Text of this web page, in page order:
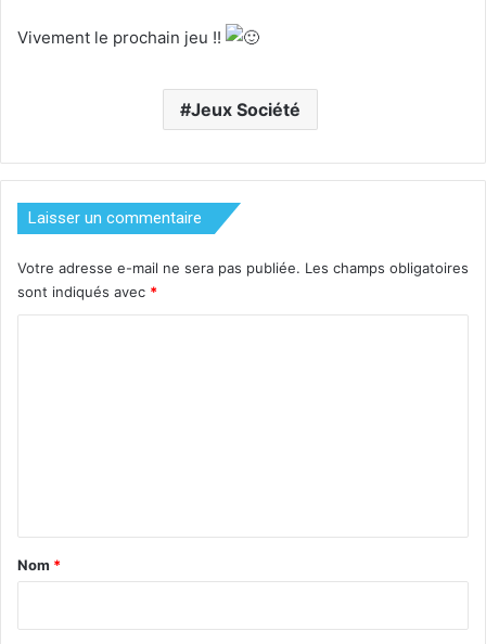
Vivement le prochain jeu !!
Jeux Société
Laisser un commentaire
Votre adresse e-mail ne sera pas publiée. Les champs obligatoires
sont indiqués avec *
a
Nom *